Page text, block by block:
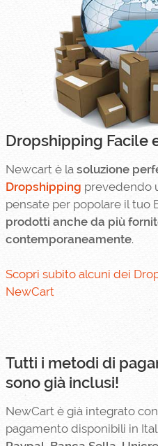
Dropshipping Facile
Newcart è la soluzione
Dropshipping prevedendo
pensate per popolare il tuo
prodotti anche da più
contemporaneamente.
Scopri subito alcuni dei
NewCart
Tutti i metodi di
sono già inclusi!
NewCart è già integrato
pagamento disponibili in